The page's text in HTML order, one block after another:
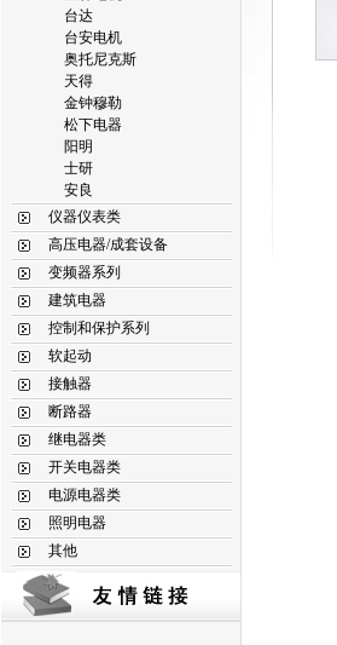
台达
台安电机
奥托尼克斯
天得
金钟穆勒
松下电器
阳明
士研
安良
仪器仪表类
高压电器/成套设备
变频器系列
建筑电器
控制和保护系列
软起动
接触器
断路器
继电器类
开关电器类
电源电器类
照明电器
其他